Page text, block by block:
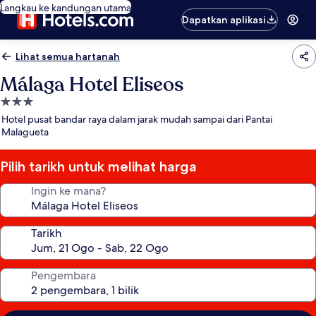
Langkau ke kandungan utama
Dapatkan aplikasi
Lihat semua hartanah
Málaga Hotel Eliseos
Hartanah
3.0
bintang
Hotel pusat bandar raya dalam jarak mudah sampai dari Pantai
Malagueta
Pilih tarikh untuk melihat harga
Ingin ke mana?
Tarikh
Pengembara